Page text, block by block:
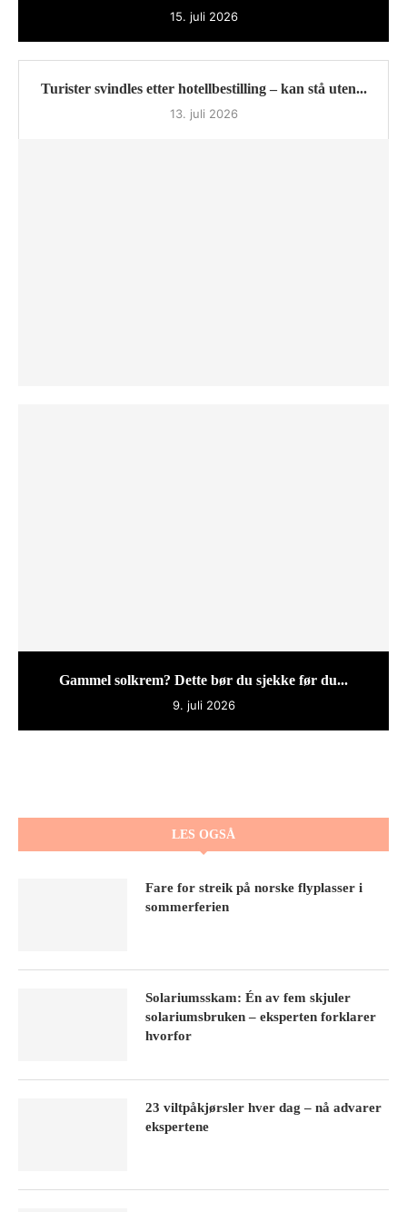
15. juli 2026
Turister svindles etter hotellbestilling – kan stå uten...
13. juli 2026
Gammel solkrem? Dette bør du sjekke før du...
9. juli 2026
LES OGSÅ
Fare for streik på norske flyplasser i
sommerferien
Solariumsskam: Én av fem skjuler
solariumsbruken – eksperten forklarer
hvorfor
23 viltpåkjørsler hver dag – nå advarer
ekspertene